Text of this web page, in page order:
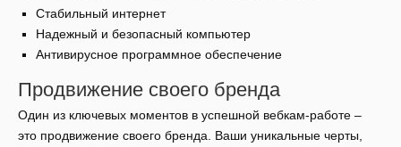
Стабильный интернет
Надежный и безопасный компьютер
Антивирусное программное обеспечение
Продвижение своего бренда
Один из ключевых моментов в успешной вебкам-работе –
это продвижение своего бренда. Ваши уникальные черты,